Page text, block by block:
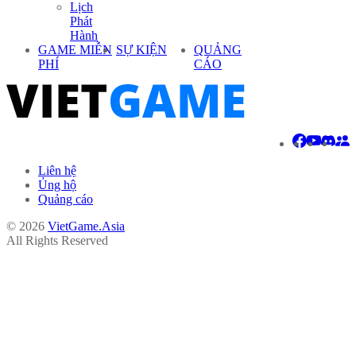
Lịch
Phát
Hành
GAME MIỄN
PHÍ
SỰ KIỆN
QUẢNG
CÁO
Liên hệ
Ủng hộ
Quảng cáo
© 2026 VietGame.Asia
All Rights Reserved